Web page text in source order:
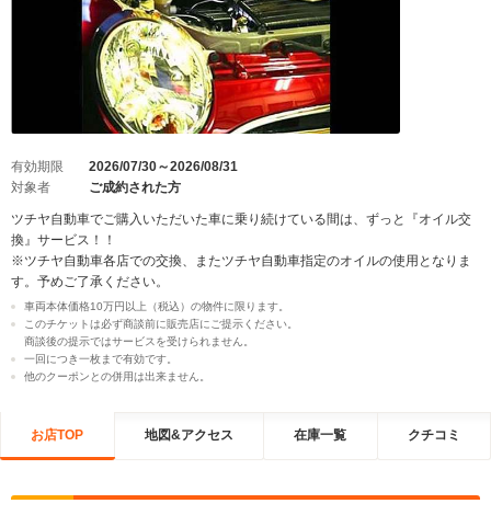
有効期限
2026/07/30～2026/08/31
対象者
ご成約された方
ツチヤ自動車でご購入いただいた車に乗り続けている間は、ずっと『オイル交
換』サービス！！
※ツチヤ自動車各店での交換、またツチヤ自動車指定のオイルの使用となりま
す。予めご了承ください。
車両本体価格10万円以上（税込）の物件に限ります。
このチケットは必ず商談前に販売店にご提示ください。
商談後の提示ではサービスを受けられません。
一回につき一枚まで有効です。
他のクーポンとの併用は出来ません。
お店TOP 地図&アクセス 在庫一覧 クチコミ